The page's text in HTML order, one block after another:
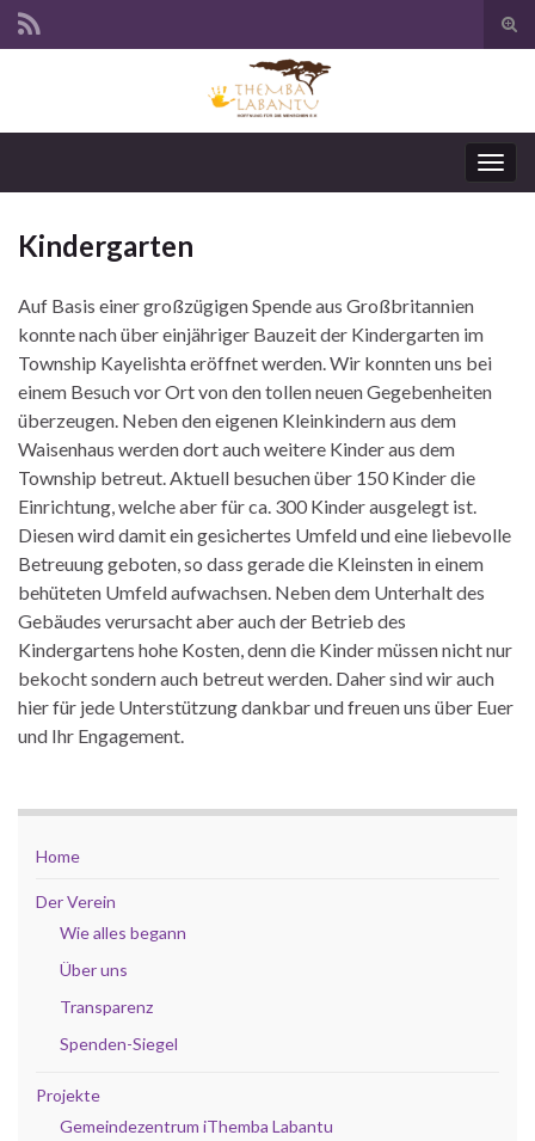
Kindergarten
Auf Basis einer großzügigen Spende aus Großbritannien
konnte nach über einjähriger Bauzeit der Kindergarten im
Township Kayelishta eröffnet werden. Wir konnten uns bei
einem Besuch vor Ort von den tollen neuen Gegebenheiten
überzeugen. Neben den eigenen Kleinkindern aus dem
Waisenhaus werden dort auch weitere Kinder aus dem
Township betreut. Aktuell besuchen über 150 Kinder die
Einrichtung, welche aber für ca. 300 Kinder ausgelegt ist.
Diesen wird damit ein gesichertes Umfeld und eine liebevolle
Betreuung geboten, so dass gerade die Kleinsten in einem
behüteten Umfeld aufwachsen. Neben dem Unterhalt des
Gebäudes verursacht aber auch der Betrieb des
Kindergartens hohe Kosten, denn die Kinder müssen nicht nur
bekocht sondern auch betreut werden. Daher sind wir auch
hier für jede Unterstützung dankbar und freuen uns über Euer
und Ihr Engagement.
Home
Der Verein
Wie alles begann
Über uns
Transparenz
Spenden-Siegel
Projekte
Gemeindezentrum iThemba Labantu